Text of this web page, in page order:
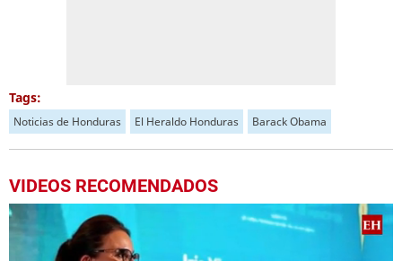
Tags:
Noticias de Honduras El Heraldo Honduras Barack Obama
VIDEOS RECOMENDADOS